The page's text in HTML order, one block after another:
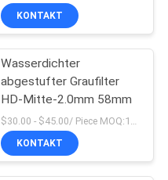
KONTAKT
Wasserdichter
abgestufter Graufilter
HD-Mitte-2.0mm 58mm
KONTAKT